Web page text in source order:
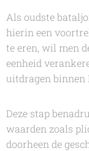
Als oudste
hierin een
te eren, wil men
eenheid
uitdragen binnen
Deze stap
waarden zoals
doorheen de